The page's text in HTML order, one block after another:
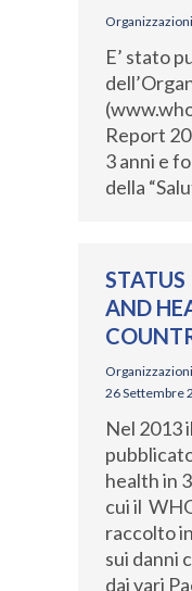
E’ stato
Report
3 anni e
della
AND
26 Settembre
Nel 2013
health in
cui il
raccolto
sui danni
dai vari